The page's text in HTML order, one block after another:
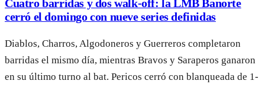
Cuatro barridas y dos walk-off: la LMB Banorte
cerró el domingo con nueve series definidas
Diablos, Charros, Algodoneros y Guerreros completaron
barridas el mismo día, mientras Bravos y Saraperos ganaron
en su último turno al bat. Pericos cerró con blanqueada de 1-